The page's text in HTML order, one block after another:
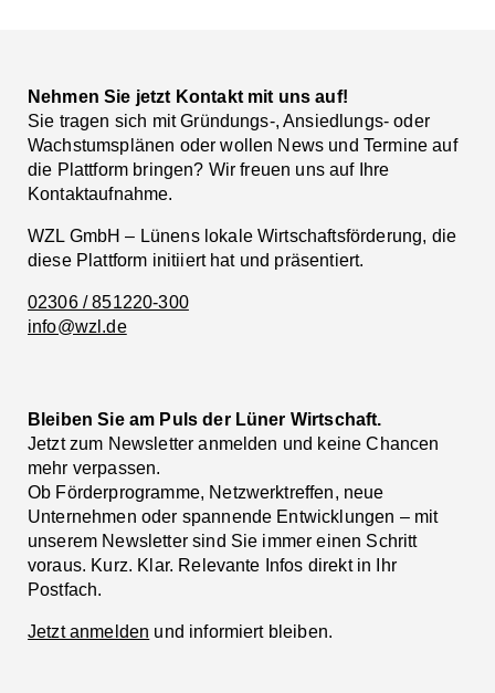
Nehmen Sie jetzt Kontakt mit uns auf!
Sie tragen sich mit Gründungs-, Ansiedlungs- oder
Wachstumsplänen oder wollen News und Termine auf
die Plattform bringen? Wir freuen uns auf Ihre
Kontaktaufnahme.
WZL GmbH – Lünens lokale Wirtschaftsförderung, die
diese Plattform initiiert hat und präsentiert.
02306 / 851220-300
info@wzl.de
Bleiben Sie am Puls der Lüner Wirtschaft.
Jetzt zum Newsletter anmelden und keine Chancen
mehr verpassen.
Ob Förderprogramme, Netzwerktreffen, neue
Unternehmen oder spannende Entwicklungen – mit
unserem Newsletter sind Sie immer einen Schritt
voraus. Kurz. Klar. Relevante Infos direkt in Ihr
Postfach.
Jetzt anmelden und informiert bleiben.